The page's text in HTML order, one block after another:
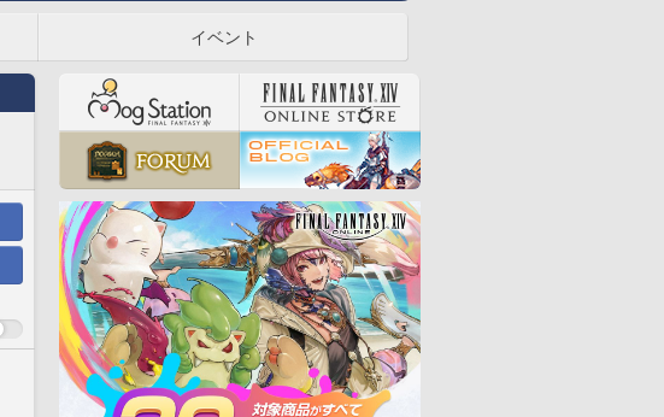
イベント